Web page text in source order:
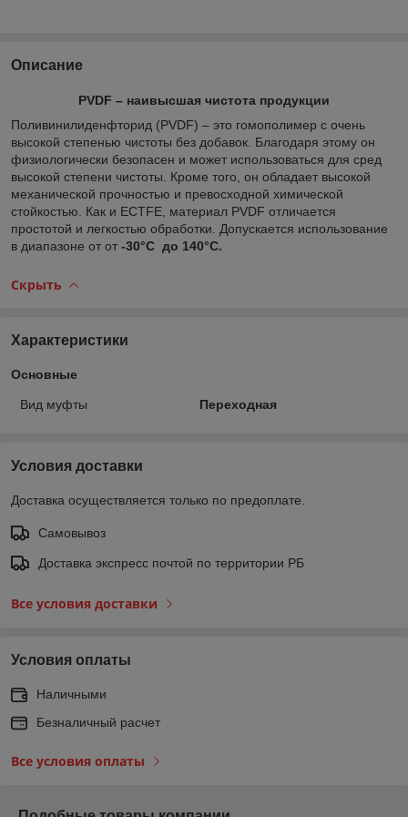
Описание
PVDF – наивысшая чистота продукции
Поливинилиденфторид (PVDF) – это гомополимер с очень
высокой степенью чистоты без добавок. Благодаря этому он
физиологически безопасен и может использоваться для сред
высокой степени чистоты. Кроме того, он обладает высокой
механической прочностью и превосходной химической
стойкостью. Как и ECTFE, материал PVDF отличается
простотой и легкостью обработки. Допускается использование
в диапазоне от от -30°C до 140°C.
Скрыть
Характеристики
Основные
Вид муфты Переходная
Условия доставки
Доставка осуществляется только по предоплате.
Самовывоз
Доставка экспресс почтой по территории РБ
Все условия доставки
Условия оплаты
Наличными
Безналичный расчет
Все условия оплаты